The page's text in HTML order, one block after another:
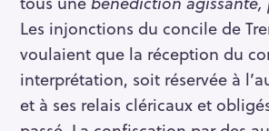
Les injonctions du concile de
voulaient que la réception du
interprétation, soit réservée à
et à ses relais cléricaux et